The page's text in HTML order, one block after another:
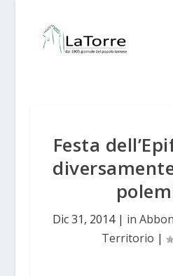
Festa
Dic 31, 2014| in
Territorio |